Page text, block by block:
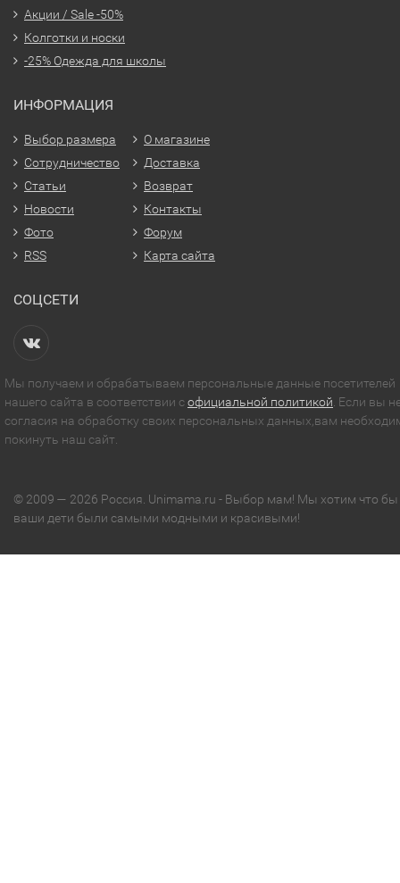
Акции / Sale -50%
Колготки и носки
-25% Одежда для школы
ИНФОРМАЦИЯ
Выбор размера
Сотрудничество
Статьи
Новости
Фото
RSS
О магазине
Доставка
Возврат
Контакты
Форум
Карта сайта
СОЦСЕТИ
Мы получаем и обрабатываем персональные данные посетителей
нашего сайта в соответствии софициальной политикой. Если вы
согласия на обработку своих персональных данных,вам
покинуть наш сайт.
© 2009 — 2026 Россия. Unimama.ru - Выбор мам! Мы хотим что бы
ваши дети были самыми модными и красивыми!